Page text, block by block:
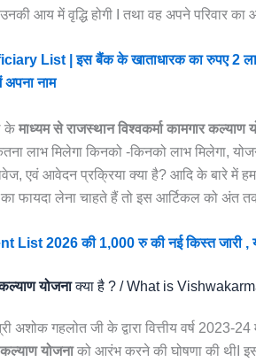
आय में वृद्धि होगी I तथा वह अपने परिवार
List | इस बैंक के खाताधारक का रुपए 2
अपना नाम
के माध्यम से राजस्थान विश्वकर्मा कामगार कल्याण
लाभ मिलेगा किनको -किनको लाभ मिलेगा,
एवं आवेदन प्रक्रिया क्या है? आदि के बारे में हम
फायदा लेना चाहते हैं तो इस आर्टिकल को अंत
List 2026 की 1,000 रु की नई किस्त जारी ,
योजनाक्या है ? / What is
अशोक गहलोत जी के द्वारा वित्तीय वर्ष
कल्याण योजनाको आरंभ करने की घोषणा की थीI